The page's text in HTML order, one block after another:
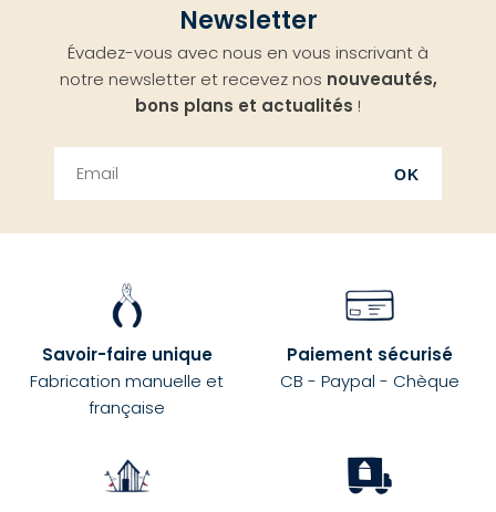
Newsletter
Évadez-vous avec nous en vous inscrivant à
notre newsletter et recevez nos nouveautés,
bons plans et actualités !
OK
Savoir-faire unique
Fabrication manuelle et
française
Paiement sécurisé
CB - Paypal - Chèque